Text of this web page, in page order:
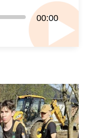
00:00